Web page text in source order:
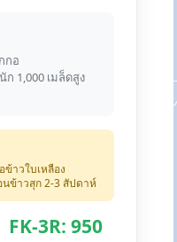
กอ
ก 1,000 เมล็ดสูง
ข้าวใบเหลือง
นข้าวสุก 2-3 สัปดาห์
3R: 950